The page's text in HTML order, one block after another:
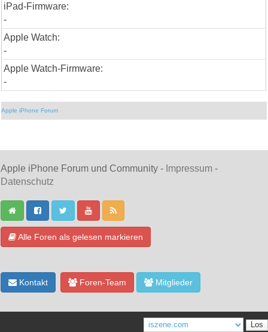
iPad-Firmware:
-
Apple Watch:
-
Apple Watch-Firmware:
-
Apple iPhone Forum
Apple iPhone Forum und Community - Impressum -
Datenschutz
Alle Foren als gelesen markieren
Kontakt Foren-Team Mitglieder